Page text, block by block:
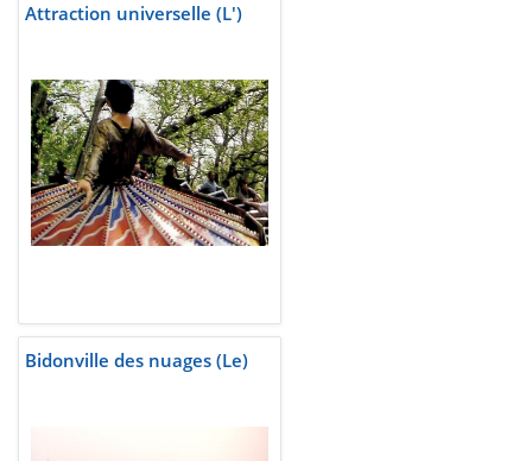
Attraction universelle (L')
Bidonville des nuages (Le)